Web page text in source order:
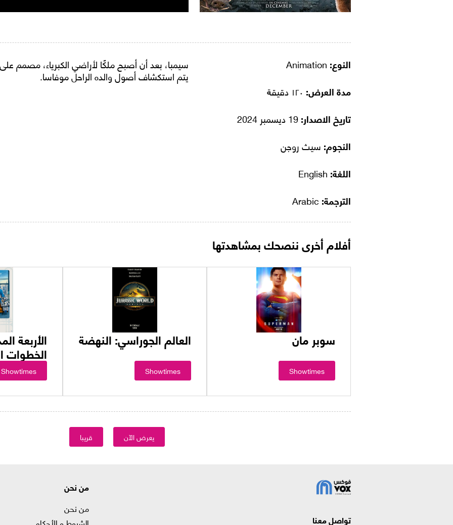
النوع:
مدة العرض:
تاريخ الاصدار:
النجوم: سيث روجن
اللغة:
الترجمة:
سيمبا، بعد أن أصبح ملكًا لأراضي الكبرياء، مصمم
يتم استكشاف أصول والده الراحل موفاسا.
أفلام أخرى ننصحك بمشاهدتها
سوبر مان
Showtimes
العالم الجوراسي: النهضة
Showtimes
الأربعة
الخطوات
Showtimes
يعرض الآن قريبا
تواصل معنا
من نحن
من نحن